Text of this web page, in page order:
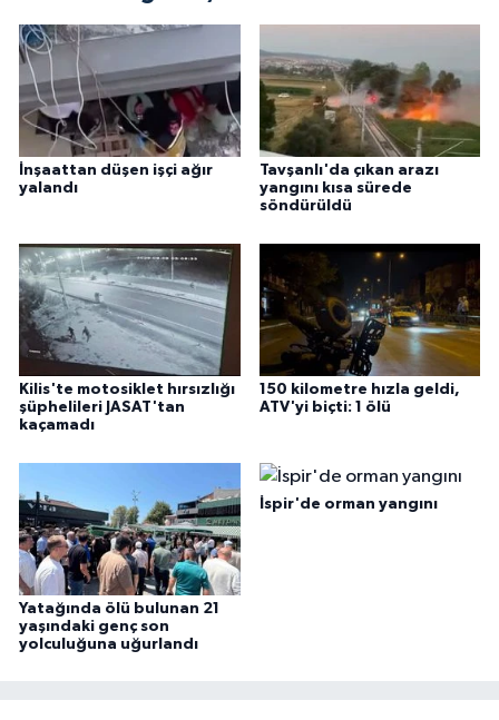
İnşaattan düşen işçi ağır
yalandı
Tavşanlı'da çıkan arazı
yangını kısa sürede
söndürüldü
Kilis'te motosiklet hırsızlığı
şüphelileri JASAT'tan
kaçamadı
150 kilometre hızla geldi,
ATV'yi biçti: 1 ölü
Yatağında ölü bulunan 21
yaşındaki genç son
yolculuğuna uğurlandı
İspir'de orman yangını